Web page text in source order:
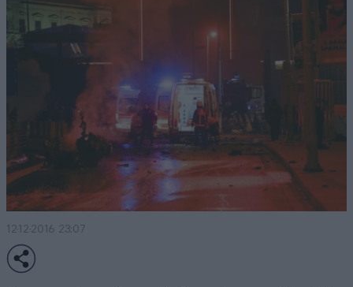
12·12·2016 23:07